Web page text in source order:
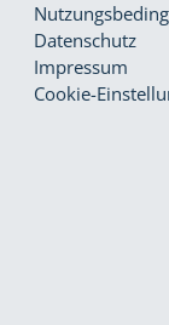
Datenschutz
Impressum
Cookie-